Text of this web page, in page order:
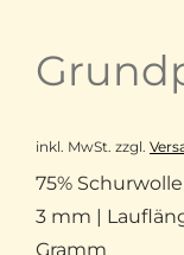
inkl. MwSt. zzgl.
75%
3 mm |
Gramm